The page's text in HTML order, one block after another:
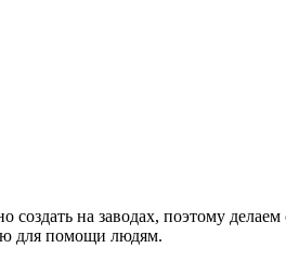
на заводах, поэтому
для помощи людям.